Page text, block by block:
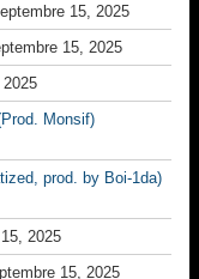
15, 2025
15, 2025
Monsif)
prod. by Boi-1da)
2025
15, 2025